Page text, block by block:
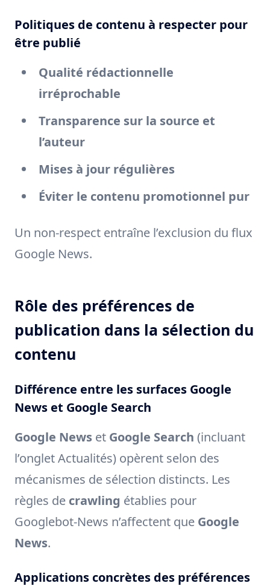
Politiques de contenu à respecter pour
être publié
Qualité rédactionnelle
irréprochable
Transparence sur la source et
l’auteur
Mises à jour régulières
Éviter le contenu promotionnel pur
Un non-respect entraîne l’exclusion du flux
Google News.
Rôle des préférences de
publication dans la sélection du
contenu
Différence entre les surfaces Google
News et Google Search
Google News et Google Search (incluant
l’onglet Actualités) opèrent selon des
mécanismes de sélection distincts. Les
règles de crawling établies pour
Googlebot-News n’affectent que Google
News.
Applications concrètes des préférences